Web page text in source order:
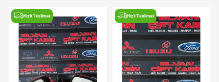
Hızlı Teslimat Hızlı Teslimat